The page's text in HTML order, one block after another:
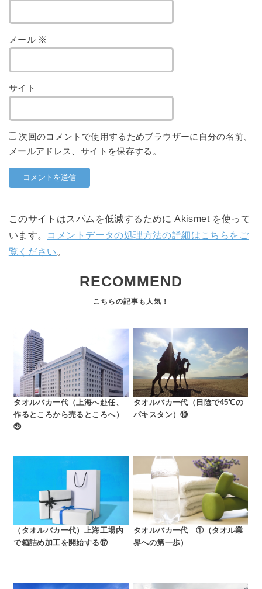
メール ※
サイト
次回のコメントで使用するためブラウザーに自分の名前、
メールアドレス、サイトを保存する。
このサイトはスパムを低減するために Akismet を使って
います。 コメントデータの処理方法の詳細はこちらをご
覧ください 。
RECOMMEND
タオルバカ一代（上海へ赴任、
作るところから売るところへ）
㉓
タオルバカ一代（日陰で45℃の
パキスタン）⑩
（タオルバカ一代）上海工場内
で箱詰め加工を開始する⑰
タオルバカ一代 ①（タオル業
界への第一歩）